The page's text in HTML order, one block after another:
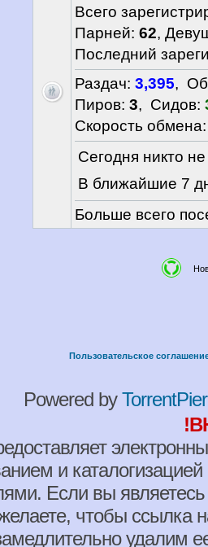
Всего
Парней: 62,
Последний
Раздач: 3,395,
Пиров: 3, Сидов:
Скорость
Сегодня никто
В ближайшие 7
Больше всего
Пользовательское
Powered by
и
Если вы являетесь
чтобы ссылка
удалим